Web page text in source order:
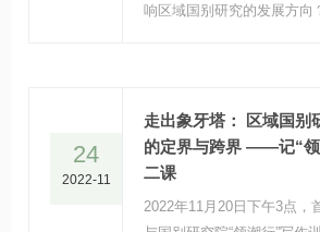
响区域国别研究的发展方
24
2022-11
走出象牙塔： 区域国别
的定界与跨界 ——记“
二课
2022年11月20日下午3点，